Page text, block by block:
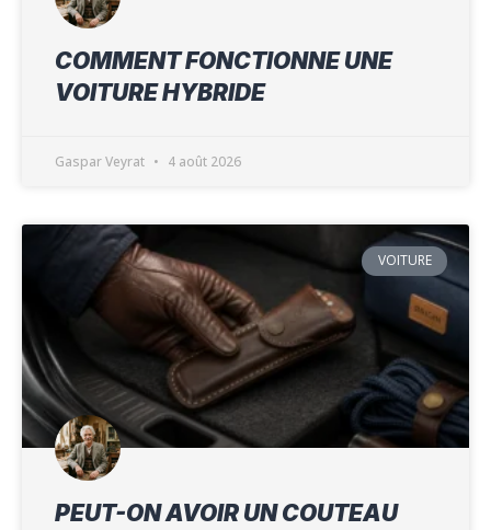
COMMENT FONCTIONNE UNE
VOITURE HYBRIDE
Gaspar Veyrat 4 août 2026
VOITURE
PEUT-ON AVOIR UN COUTEAU